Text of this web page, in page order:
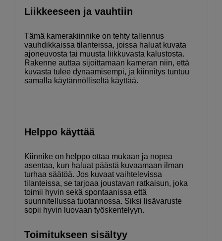
Liikkeeseen ja vauhtiin
Tämä kamerakiinnike on tehty tallennus
vauhdikkaissa tilanteissa, joissa haluat kuvata
ajoneuvosta tai muusta liikkuvasta kalustosta.
Rakenne auttaa sijoittamaan kameran niin, että
kuvasta tulee dynaamisempi, ja kiinnitys tuntuu
samalla käytännölliseltä käyttää.
Helppo käyttää
Kiinnike on helppo ottaa mukaan ja nopea
asentaa, kun haluat päästä kuvaamaan ilman
turhaa säätöä. Jos kuvaat vaihtelevissa
tilanteissa, se tarjoaa joustavan ratkaisun, joka
toimii hyvin sekä spontaanissa että
suunnitellussa tuotannossa. Siksi lisävaruste
sopii hyvin luovaan työskentelyyn.
Toimitukseen sisältyy